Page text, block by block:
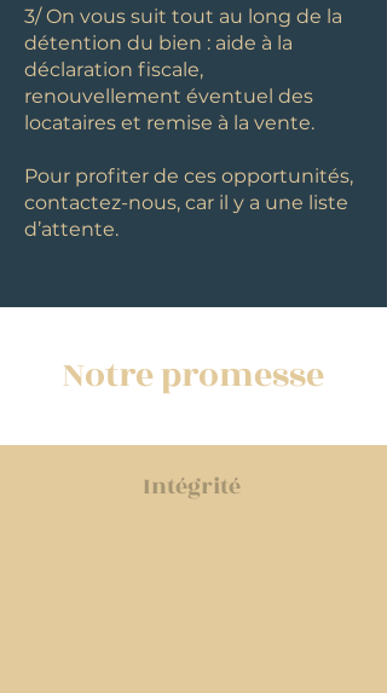
3/ On vous suit tout au long de la
détention du bien : aide à la
déclaration fiscale,
renouvellement éventuel des
locataires et remise à la vente.
Pour profiter de ces opportunités,
contactez-nous, car il y a une liste
d’attente.
Notre promesse
Intégrité